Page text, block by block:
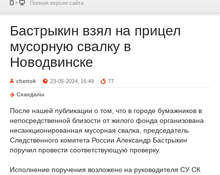
Полная версия сайта
Бастрыкин взял на прицел
мусорную свалку в
Новодвинске
chertok 23-05-2024, 16:49 77
Скандалы
После нашей публикации о том, что в городе бумажников в
непосредственной близости от жилого фонда организована
несанкционированная мусорная свалка, председатель
Следственного комитета России Александр Бастрыкин
поручил провести соответствующую проверку.
Исполнение поручения возложено на руководителя СУ СК